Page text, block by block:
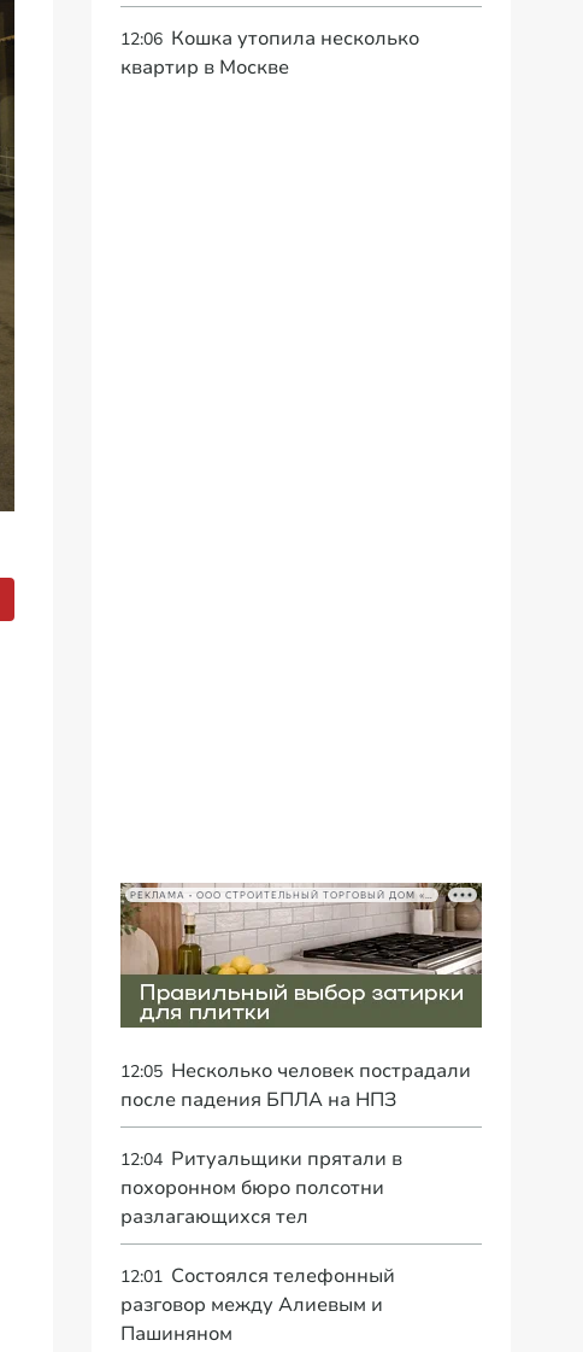
12:06 Кошка утопила несколько
квартир в Москве
12:05 Несколько человек пострадали
после падения БПЛА на НПЗ
12:04 Ритуальщики прятали в
похоронном бюро полсотни
разлагающихся тел
12:01 Состоялся телефонный
разговор между Алиевым и
Пашиняном